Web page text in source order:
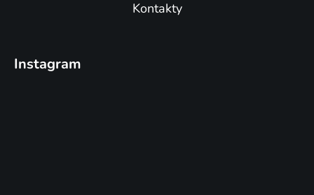
Kontakty
Instagram